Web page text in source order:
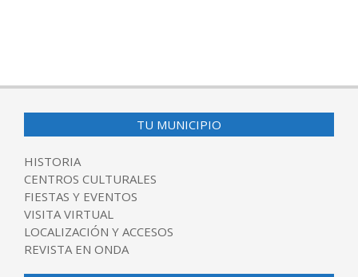
04-
TU MUNICIPIO
HISTORIA
CENTROS CULTURALES
FIESTAS Y EVENTOS
VISITA VIRTUAL
LOCALIZACIÓN Y ACCESOS
REVISTA EN ONDA